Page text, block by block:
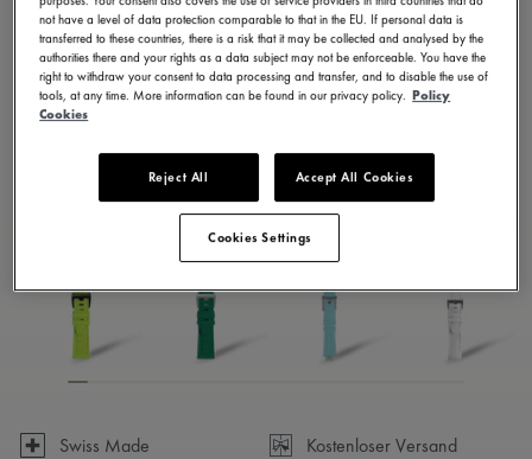
EINE BOUTIQUE FINDEN
5 - 6 Tage Lieferzeit
Verfügbar in 23 Variationen
Swiss Made
Kostenloser Versand
not have a level of data protection comparable to that in the EU. If personal data is
transferred to these countries, there is a risk that it may be collected and analysed by the
authorities there and your rights as a data subject may not be enforceable. You have the
right to withdraw your consent to data processing and transfer, and to disable the use of
tools, at any time. More information can be found in our privacy policy. Policy
Cookies
Reject All Accept All Cookies
Cookies Settings